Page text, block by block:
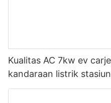
Kualitas AC 7kw ev
kandaraan listrik
iFlowPower3